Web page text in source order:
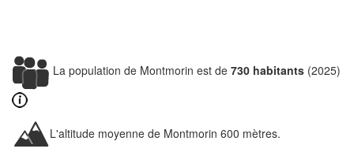
La population de Montmorin est de 730 habitants (2025)
L'altitude moyenne de Montmorin 600 mètres.